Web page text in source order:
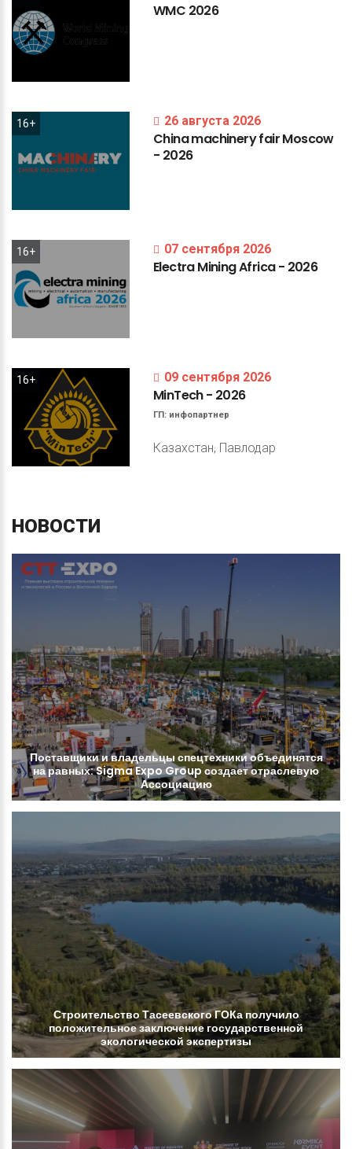
WMC 2026
16+ 26 августа 2026
ChinamachineryfairMoscow
- 2026
16+ 07 сентября 2026
ElectraMiningAfrica- 2026
16+ 09 сентября 2026
MinTech- 2026
ГП: инфопартнер
Казахстан, Павлодар
НОВОСТИ
Поставщикиивладельцы спецтехникиобъединятся
наравных:SigmaExpo Group создаетотраслевую
Ассоциацию
СтроительствоТасеевскогоГОКаполучило
положительноезаключение государственной
экологической экспертизы